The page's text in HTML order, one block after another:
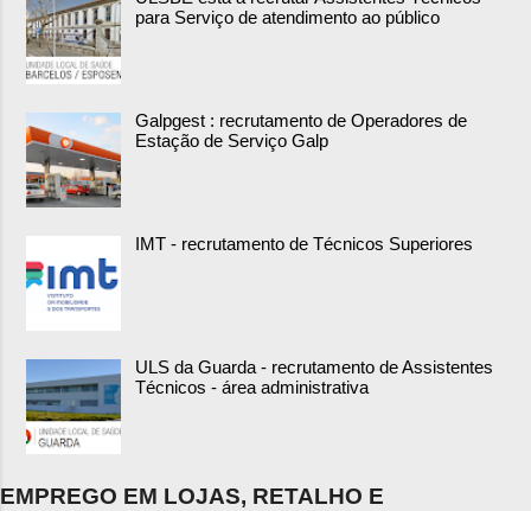
para Serviço de atendimento ao público
Galpgest : recrutamento de Operadores de
Estação de Serviço Galp
IMT - recrutamento de Técnicos Superiores
ULS da Guarda - recrutamento de Assistentes
Técnicos - área administrativa
EMPREGO EM LOJAS, RETALHO E